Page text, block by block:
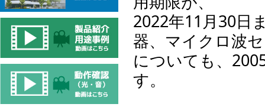
2022年11月30日
器、マイクロ波
についても、
す。